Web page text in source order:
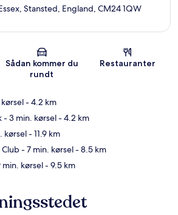
Kort
Stansted, England, CM24 1QW
Sådan kommer du
rundt
Restauranter
- 4.2 km
- 3 min. kørsel- 4.2 km
kørsel- 11.9 km
- 7 min. kørsel- 8.5 km
min. kørsel- 9.5 km